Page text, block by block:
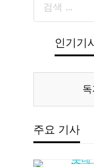
인기기
주요 기사